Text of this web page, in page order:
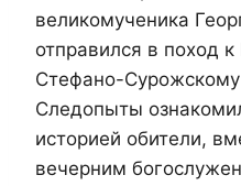
великомученика
отправился в поход
Стефано-
Следопыты
историей обители,
вечерним